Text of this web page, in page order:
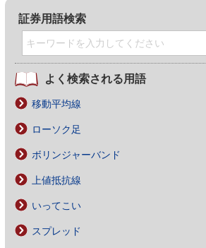
証券用語検索
よく検索される用語
移動平均線
ローソク足
ボリンジャーバンド
上値抵抗線
いってこい
スプレッド